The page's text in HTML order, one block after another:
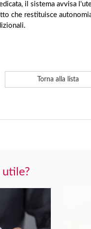
il sistema avvisa
che restituisce
Torna alla lista
utile?